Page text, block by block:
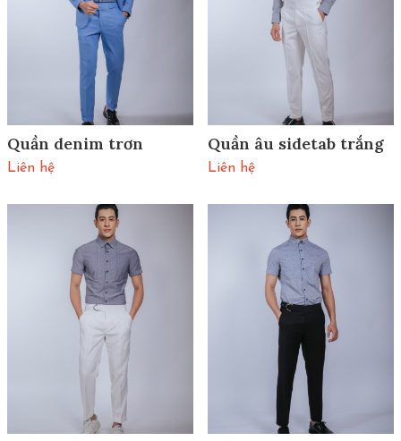
Quần denim trơn
Liên hệ
Quần âu sidetab trắng
Liên hệ